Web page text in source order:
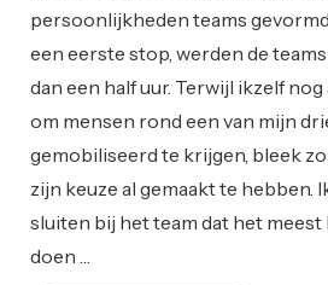
persoonlijkheden teams
een eerste stop, werden de
dan een half uur. Terwijl ikzelf nog
om mensen rond een van mijn
gemobiliseerd te krijgen, bleek
zijn keuze al gemaakt te hebben.
sluiten bij het team dat het
doen …